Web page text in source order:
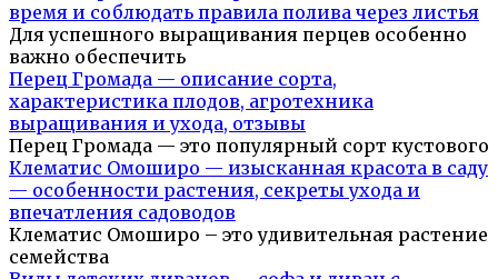
время и соблюдать правила полива через листья
Для успешного выращивания перцев особенно
важно обеспечить
Перец Громада — описание сорта,
характеристика плодов, агротехника
выращивания и ухода, отзывы
Перец Громада — это популярный сорт кустового
Клематис Омоширо — изысканная красота в саду
— особенности растения, секреты ухода и
впечатления садоводов
Клематис Омоширо – это удивительная растение
семейства